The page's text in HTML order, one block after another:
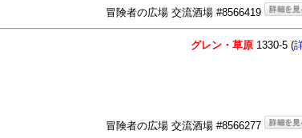
冒険者の広場 交流酒場 #8566419
グレン・草原 1330-5 (
冒険者の広場 交流酒場 #8566277